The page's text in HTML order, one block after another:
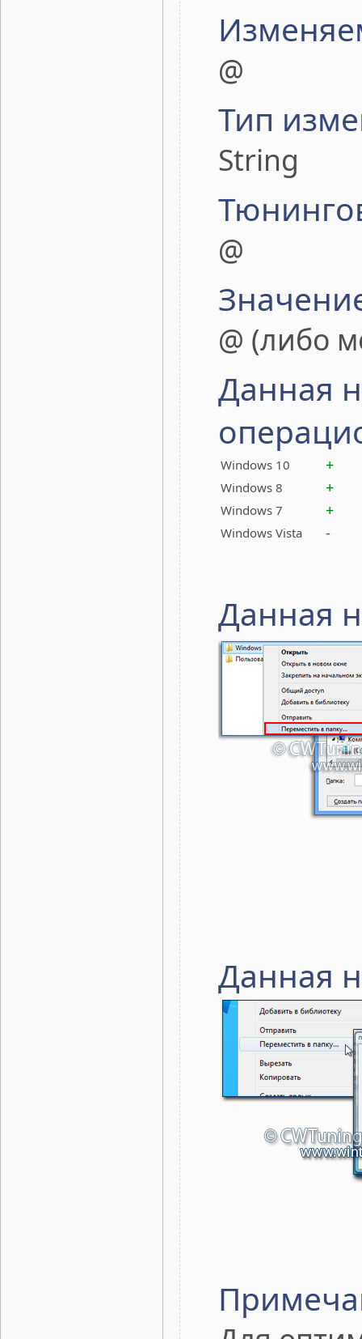
@
Тип
String
@
@ (либо
Данная
Windows 10 +
Windows 8 +
Windows 7 +
Windows Vista -
Данная
Данная